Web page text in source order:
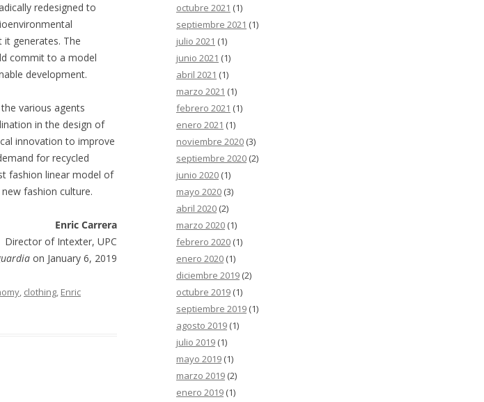
redesigned to
generates. The
commit to a model
development.
various agents
in the design of
innovation to improve
for recycled
fashion linear model of
fashion culture.
Enric Carrera
Director of Intexter, UPC
on January 6, 2019
, clothing, Enric
octubre 2021 (1)
septiembre 2021 (1)
julio 2021 (1)
junio 2021 (1)
abril 2021 (1)
marzo 2021 (1)
febrero 2021 (1)
enero 2021 (1)
noviembre 2020 (3)
septiembre 2020 (2)
junio 2020 (1)
mayo 2020 (3)
abril 2020 (2)
marzo 2020 (1)
febrero 2020 (1)
enero 2020 (1)
diciembre 2019 (2)
octubre 2019 (1)
septiembre 2019 (1)
agosto 2019 (1)
julio 2019 (1)
mayo 2019 (1)
marzo 2019 (2)
enero 2019 (1)